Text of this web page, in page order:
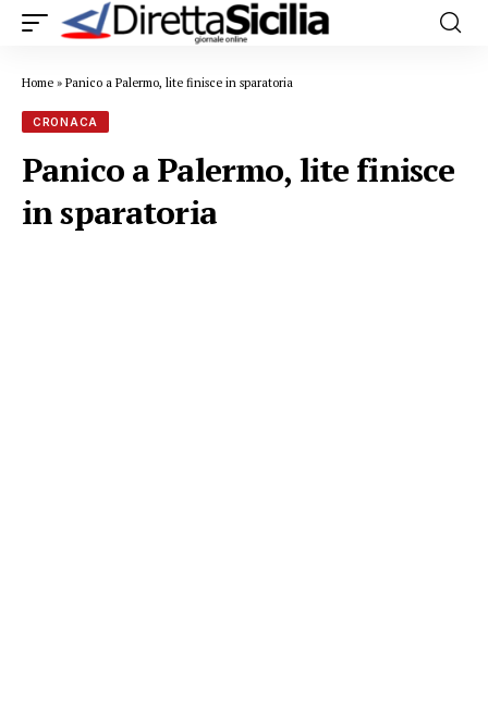
Home » Panico a Palermo, lite finisce in sparatoria
CRONACA
Panico a Palermo, lite finisce
in sparatoria